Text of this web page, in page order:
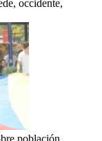
occidente,